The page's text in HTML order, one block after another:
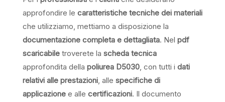
approfondire le caratteristiche tecniche dei materiali
che utilizziamo, mettiamo a disposizione la
documentazione completa e dettagliata. Nel pdf
scaricabile troverete la scheda tecnica
approfondita della poliurea D5030, con tutti i dati
relativi alle prestazioni, alle specifiche di
applicazione e alle certificazioni. Il documento